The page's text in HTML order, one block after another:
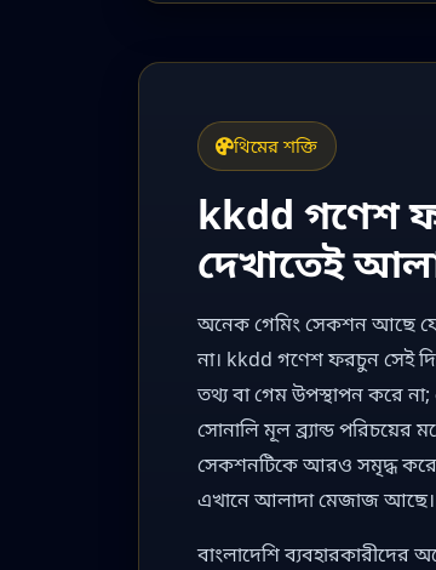
থিমের শক্তি
kkdd গণেশ
দেখাতেই
অনেক গেমিং সেকশন আছে
না। kkdd গণেশ ফরচুন সেই
তথ্য বা গেম উপস্থাপন করে
সোনালি মূল ব্র্যান্ড পরিচয়ের
সেকশনটিকে আরও সমৃদ্ধ
এখানে আলাদা মেজাজ আছে।
বাংলাদেশি